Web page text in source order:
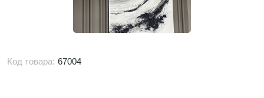
Код товара: 67004